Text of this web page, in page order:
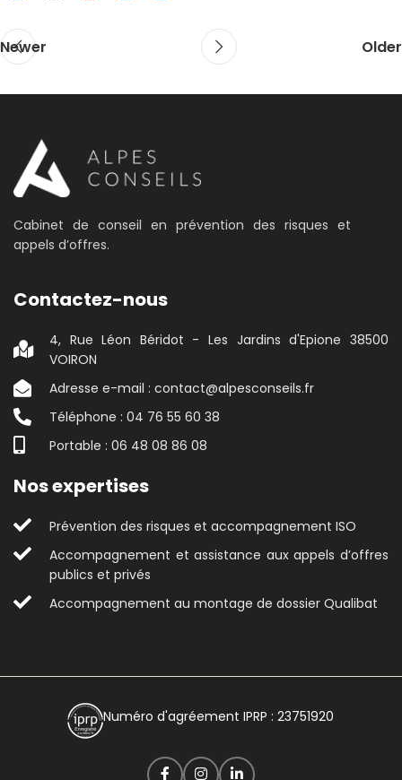
Newer Older
Cabinet de conseil en prévention des risques et
appels d’offres.
Contactez-nous
4, Rue Léon Béridot - Les Jardins d'Epione 38500
VOIRON
Adresse e-mail : contact@alpesconseils.fr
Téléphone : 04 76 55 60 38
Portable : 06 48 08 86 08
Nos expertises
Prévention des risques et accompagnement ISO
Accompagnement et assistance aux appels d’offres
publics et privés
Accompagnement au montage de dossier Qualibat
Numéro d'agréement IPRP : 23751920
04 76 55 60 38